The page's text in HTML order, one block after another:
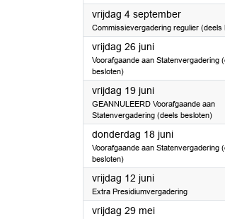
vrijdag 4 september2026
Commissievergadering regulier (deels
vrijdag 26 juni2026
Voorafgaande aan Statenvergadering
besloten)
vrijdag 19 juni2026
GEANNULEERD Voorafgaande aan
Statenvergadering (deels besloten)
donderdag 18 juni2026
Voorafgaande aan Statenvergadering
besloten)
vrijdag 12 juni2026
Extra Presidiumvergadering
vrijdag 29 mei2026